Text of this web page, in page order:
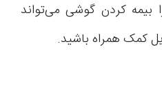
بیمه کردن گوشی می‌تواند
کمک همراه باشید.